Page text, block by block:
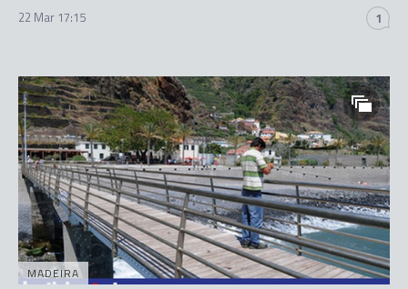
22 Mar 17:15 1
MADEIRA